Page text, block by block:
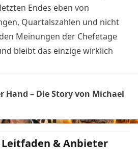
Endes eben von
Quartalszahlen und nicht
Meinungen der Chefetage
bleibt das einzige wirklich
Hand – Die Story von Michael
& Anbieter